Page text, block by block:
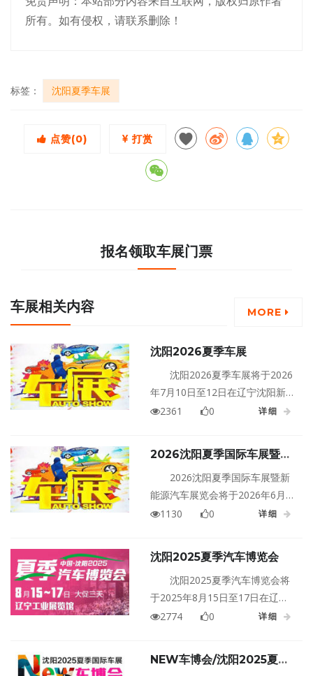
所有。如有侵权，请联系删除！
标签： 沈阳夏季车展
点赞(0) 打赏
报名领取车展门票
车展相关内容 MORE
沈阳2026夏季车展
沈阳2026夏季车展将于2026
年7月10日至12日在辽宁沈阳新世
界博览馆盛大举行！
2361 0 详细
2026沈阳夏季国际车展暨新
能源汽车展览会
2026沈阳夏季国际车展暨新
能源汽车展览会将于2026年6月
13日至14日在辽宁沈阳国际展览
1130 0 详细
沈阳2025夏季汽车博览会
沈阳2025夏季汽车博览会将
于2025年8月15日至17日在辽宁
沈阳辽宁工业展览馆盛大举行！
2774 0 详细
NEW车博会/沈阳2025夏季